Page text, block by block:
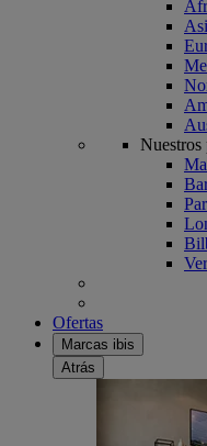
Nuestros
Ofertas
Marcas ibis
Atrás